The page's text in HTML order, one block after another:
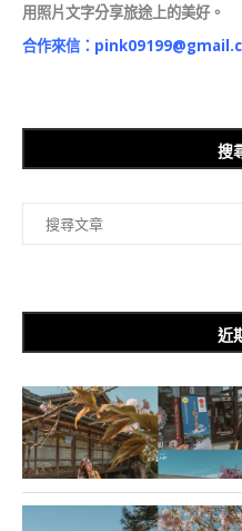
用照片文字分享旅途上的美好。
合作來信：
搜
近